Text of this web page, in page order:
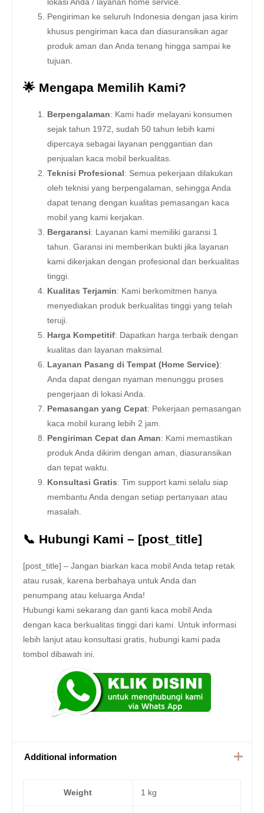
lokasi Anda / layanan home service.
Pengiriman ke seluruh Indonesia dengan jasa kirim
khusus pengiriman kaca dan diasuransikan agar
produk aman dan Anda tenang hingga sampai ke
tujuan.
🌟 Mengapa Memilih Kami?
Berpengalaman: Kami hadir melayani konsumen
sejak tahun 1972, sudah 50 tahun lebih kami
dipercaya sebagai layanan penggantian dan
penjualan kaca mobil berkualitas.
Teknisi Profesional : Semua pekerjaan dilakukan
oleh teknisi yang berpengalaman, sehingga Anda
dapat tenang dengan kualitas pemasangan kaca
mobil yang kami kerjakan.
Bergaransi: Layanan kami memiliki garansi 1
tahun. Garansi ini memberikan bukti jika layanan
kami dikerjakan dengan profesional dan berkualitas
tinggi.
Kualitas Terjamin: Kami berkomitmen hanya
menyediakan produk berkualitas tinggi yang telah
teruji.
Harga Kompetitif: Dapatkan harga terbaik dengan
kualitas dan layanan maksimal.
Layanan Pasang di Tempat (Home Service):
Anda dapat dengan nyaman menunggu proses
pengerjaan di lokasi Anda.
Pemasangan yang Cepat: Pekerjaan pemasangan
kaca mobil kurang lebih 2 jam.
Pengiriman Cepat dan Aman: Kami memastikan
produk Anda dikirim dengan aman, diasuransikan
dan tepat waktu.
Konsultasi Gratis: Tim support kami selalu siap
membantu Anda dengan setiap pertanyaan atau
masalah.
📞 Hubungi Kami – [post_title]
[post_title] – Jangan biarkan kaca mobil Anda tetap retak
atau rusak, karena berbahaya untuk Anda dan
penumpang atau keluarga Anda!
Hubungi kami sekarang dan ganti kaca mobil Anda
dengan kaca berkualitas tinggi dari kami. Untuk informasi
lebih lanjut atau konsultasi gratis, hubungi kami pada
tombol dibawah ini.
Additional information
Weight 1 kg